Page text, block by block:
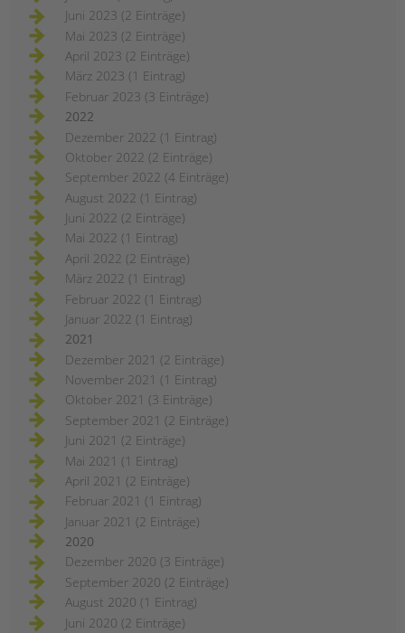
Juni 2023 (2 Einträge)
Mai 2023 (2 Einträge)
April 2023 (2 Einträge)
März 2023 (1 Eintrag)
Februar 2023 (3 Einträge)
2022
Dezember 2022 (1 Eintrag)
Oktober 2022 (2 Einträge)
September 2022 (4 Einträge)
August 2022 (1 Eintrag)
Juni 2022 (2 Einträge)
Mai 2022 (1 Eintrag)
April 2022 (2 Einträge)
März 2022 (1 Eintrag)
Februar 2022 (1 Eintrag)
Januar 2022 (1 Eintrag)
2021
Dezember 2021 (2 Einträge)
November 2021 (1 Eintrag)
Oktober 2021 (3 Einträge)
September 2021 (2 Einträge)
Juni 2021 (2 Einträge)
Mai 2021 (1 Eintrag)
April 2021 (2 Einträge)
Februar 2021 (1 Eintrag)
Januar 2021 (2 Einträge)
2020
Dezember 2020 (3 Einträge)
September 2020 (2 Einträge)
August 2020 (1 Eintrag)
Juni 2020 (2 Einträge)